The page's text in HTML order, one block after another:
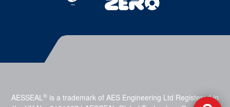
AESSEAL® is a trademark of AES Engineering Ltd Registered in